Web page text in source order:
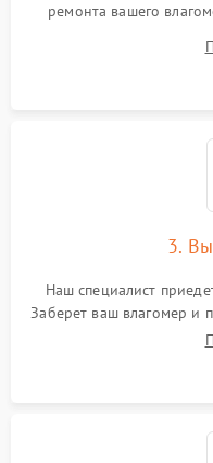
ремонта вашего
3.
Наш специалист
Заберет ваш влагомер и